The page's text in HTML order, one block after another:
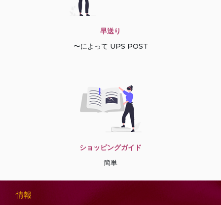
早送り
〜によって UPS POST
ショッピングガイド
簡単
情報